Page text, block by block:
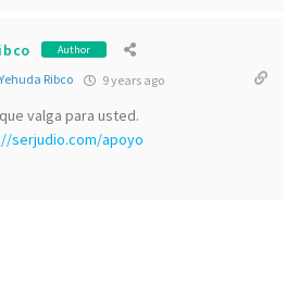
Author
Ribco 9 years ago
valga para usted.
serjudio.com/apoyo